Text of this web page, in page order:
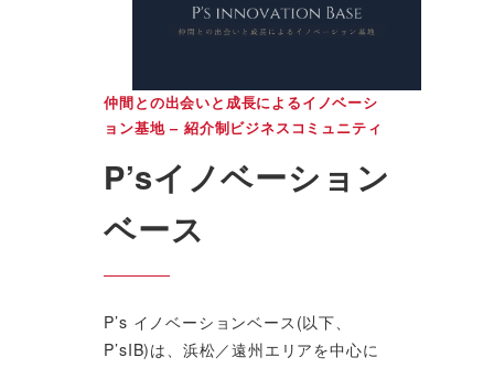
仲間との出会いと成長によるイノベーシ
ョン基地 – 紹介制ビジネスコミュニティ
P’sイノベーション
ベース
P’s イノベーションベース(以下、
P’sIB)は、浜松／遠州エリアを中心に